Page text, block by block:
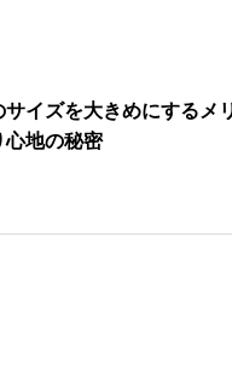
サイズを大きめにするメ
心地の秘密